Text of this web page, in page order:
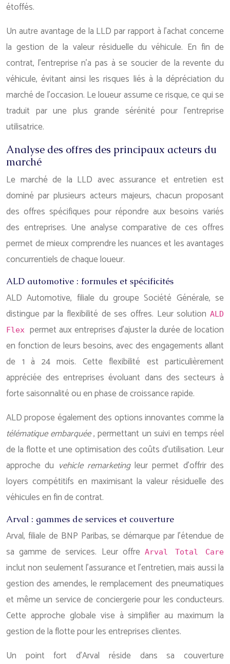
étoffés.
Un autre avantage de la LLD par rapport à l’achat concerne
la gestion de la valeur résiduelle du véhicule. En fin de
contrat, l’entreprise n’a pas à se soucier de la revente du
véhicule, évitant ainsi les risques liés à la dépréciation du
marché de l’occasion. Le loueur assume ce risque, ce qui se
traduit par une plus grande sérénité pour l’entreprise
utilisatrice.
Analyse des offres des principaux acteurs du
marché
Le marché de la LLD avec assurance et entretien est
dominé par plusieurs acteurs majeurs, chacun proposant
des offres spécifiques pour répondre aux besoins variés
des entreprises. Une analyse comparative de ces offres
permet de mieux comprendre les nuances et les avantages
concurrentiels de chaque loueur.
ALD automotive : formules et spécificités
ALD Automotive, filiale du groupe Société Générale, se
distingue par la flexibilité de ses offres. Leur solution ALD
Flex permet aux entreprises d’ajuster la durée de location
en fonction de leurs besoins, avec des engagements allant
de 1 à 24 mois. Cette flexibilité est particulièrement
appréciée des entreprises évoluant dans des secteurs à
forte saisonnalité ou en phase de croissance rapide.
ALD propose également des options innovantes comme la
télématique embarquée, permettant un suivi en temps réel
de la flotte et une optimisation des coûts d’utilisation. Leur
approche du vehicle remarketingleur permet d’offrir des
loyers compétitifs en maximisant la valeur résiduelle des
véhicules en fin de contrat.
Arval : gammes de services et couverture
Arval, filiale de BNP Paribas, se démarque par l’étendue de
sa gamme de services. Leur offre Arval Total Care
inclut non seulement l’assurance et l’entretien, mais aussi la
gestion des amendes, le remplacement des pneumatiques
et même un service de conciergerie pour les conducteurs.
Cette approche globale vise à simplifier au maximum la
gestion de la flotte pour les entreprises clientes.
Un point fort d’Arval réside dans sa couverture